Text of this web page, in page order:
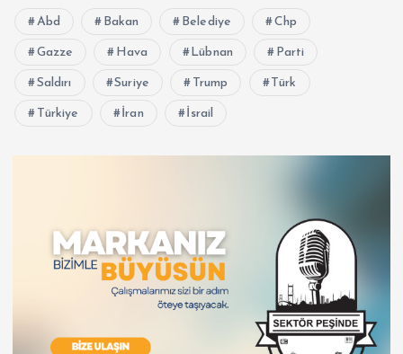
Abd Bakan Belediye Chp
Gazze Hava Lübnan Parti
Saldırı Suriye Trump Türk
Türkiye İran İsrail